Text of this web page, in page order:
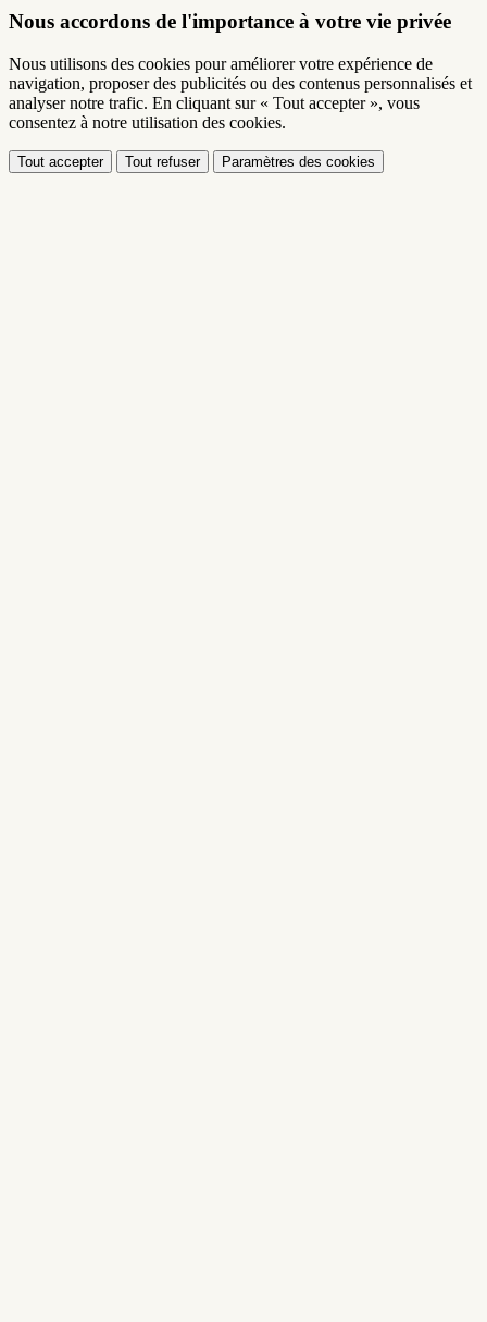
Nous accordons de l'importance à votre vie privée
Nous utilisons des cookies pour améliorer votre expérience de
navigation, proposer des publicités ou des contenus personnalisés et
analyser notre trafic. En cliquant sur « Tout accepter », vous
consentez à notre utilisation des cookies.
Tout accepter Tout refuser Paramètres des cookies